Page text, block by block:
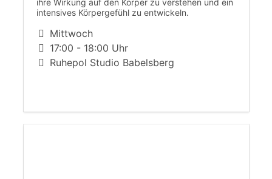
ihre Wirkung auf den Körper zu verstehen und ein
intensives Körpergefühl zu entwickeln.
Mittwoch
17:00 - 18:00 Uhr
Ruhepol Studio Babelsberg